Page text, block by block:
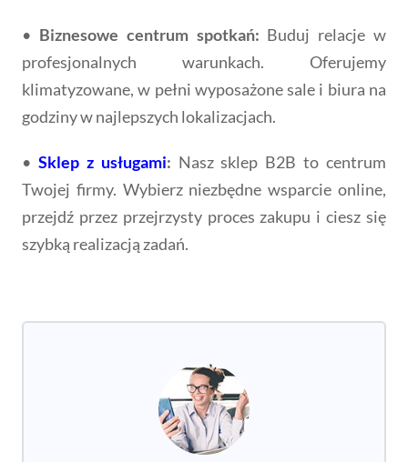
• Biznesowe centrum spotkań: Buduj relacje w
profesjonalnych warunkach. Oferujemy
klimatyzowane, w pełni wyposażone sale i biura na
godziny w najlepszych lokalizacjach.
• Sklep z usługami: Nasz sklep B2B to centrum
Twojej firmy. Wybierz niezbędne wsparcie online,
przejdź przez przejrzysty proces zakupu i ciesz się
szybką realizacją zadań.